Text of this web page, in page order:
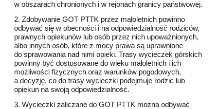
w obszarach chronionych i w rejonach granicy państwowej.
2. Zdobywanie GOT PTTK przez małoletnich powinno
odbywać się w obecności i na odpowiedzialność rodziców,
prawnych opiekunów lub osób przez nich upoważnionych,
albo innych osób, które z mocy prawa są uprawnione
do sprawowania nad nimi opieki. Trasy wycieczek górskich
powinny być dostosowane do wieku małoletnich i ich
możliwości fizycznych oraz warunków pogodowych,
a decyzję, co do trasy wycieczki podejmuje rodzic lub
opiekun na swoją odpowiedzialność.
3. Wycieczki zaliczane do GOT PTTK można odbywać